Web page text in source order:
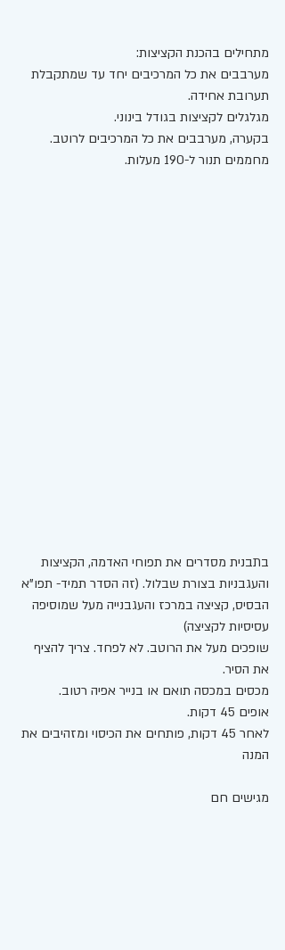
מתחילים בהכנת הקציצות:
מערבבים את כל המרכיבים יחד עד שמתקבלת
תערובת אחידה.
מגלגלים לקציצות בגודל בינוני.
בקערה, מערבבים את כל המרכיבים לרוטב.
מחממים תנור ל-190 מעלות.
בתבנית מסדרים את תפוחי האדמה, הקציצות
והעגבניות בצורת שבלול. (זה הסדר תמיד- תפו"א
הבסיס, קציצה במרכז והעגבנייה מעל שמוסיפה
עסיסיות לקציצה)
שופכים מעל את הרוטב. לא לפחד. צריך להציף
את הסיר.
מכסים במכסה תואם או בנייר אפיה רטוב.
אופים 45 דקות.
לאחר 45 דקות, פותחים את הכיסוי ומזהיבים את
המנה
מגישים חם